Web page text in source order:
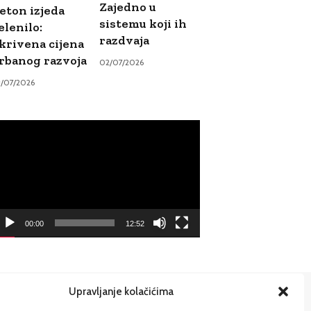
Upravljanje kolačićima
izjeda
cijena
razvoja
07/2026
Zajedno u
sistemu koji ih
razdvaja
02/07/2026
00:00 12:52